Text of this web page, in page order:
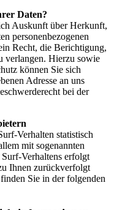
Daten?
Auskunft über Herkunft,
personenbezogenen
Recht, die Berichtigung,
verlangen. Hierzu sowie
können Sie sich
Adresse an uns
bei der
Verhalten statistisch
mit sogenannten
Verhaltens erfolgt
Ihnen zurückverfolgt
Sie in der folgenden